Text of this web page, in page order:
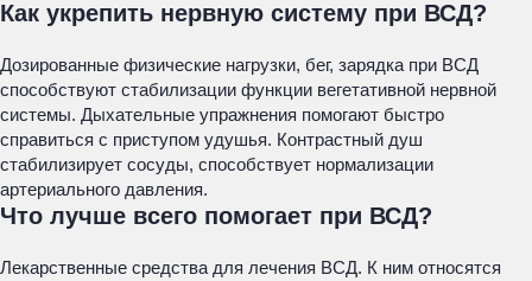
Как укрепить нервную систему при ВСД?
Дозированные физические нагрузки, бег, зарядка при ВСД
способствуют стабилизации функции вегетативной нервной
системы. Дыхательные упражнения помогают быстро
справиться с приступом удушья. Контрастный душ
стабилизирует сосуды, способствует нормализации
артериального давления.
Что лучше всего помогает при ВСД?
Лекарственные средства для лечения ВСД. К ним относятся